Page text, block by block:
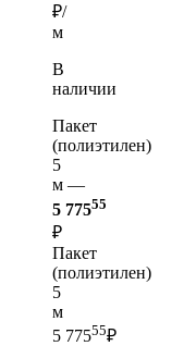
₽/
м
В
наличии
Пакет
(полиэтилен)
5
м —
5 77555
₽
Пакет
(полиэтилен)
5
м
5 77555₽